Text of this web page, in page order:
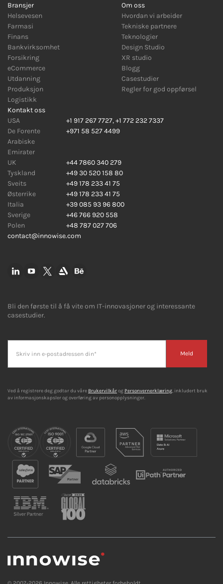
Bransjer
Helsevesen
Farmasi
Finans
Bankvirksomhet
Forsikring
eCommerce
Utdanning
Produksjon
Logistikk
Om oss
Hvordan vi arbeider
Tekniske partnere
Teknologier
Design Studio
XR studio
Blogg
Casestudier
Regler for god oppførsel
Kontakt oss
USA
+1 917 267 7727,+1 772 232 7337
De Forente
Arabiske
Emirater
+971 58 527 4499
UK
+44 7860 340 279
Tyskland
+49 30 520 158 80
Sveits
+49 178 233 41 75
Østerrike
+49 178 233 41 75
Italia
+39 085 93 96 800
Sverige
+46 766 920 558
Polen
+48 787 027 706
contact@innowise.com
Bli den første til å få vite om IT-innovasjoner og interessante
casestudier.
Meld
Ved å registrere deg godtar du våre Brukervilkårog Personvernerklæring, inkludert bruk
av informasjonskapsler og overføring av personopplysninger.